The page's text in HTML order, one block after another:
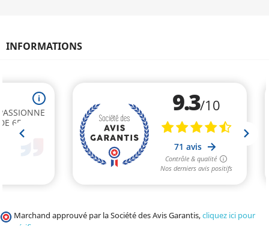
INFORMATIONS
Marchand approuvé par la Société des Avis Garantis,cliquez ici pour